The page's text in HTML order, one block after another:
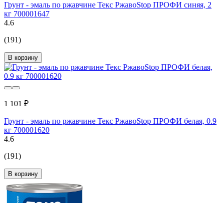
Грунт - эмаль по ржавчине Текс РжавоStop ПРОФИ синяя, 2
кг 700001647
4.6
(191)
В корзину
1 101 ₽
Грунт - эмаль по ржавчине Текс РжавоStop ПРОФИ белая, 0.9
кг 700001620
4.6
(191)
В корзину